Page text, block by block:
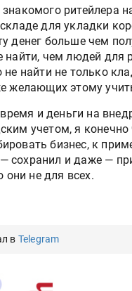
ритейлера
для укладки
денег больше чем
чем людей для
не найти не только
желающих этому
и деньги на
учетом, я
бизнес, к
сохранил и даже —
они не для всех.
в Telegram